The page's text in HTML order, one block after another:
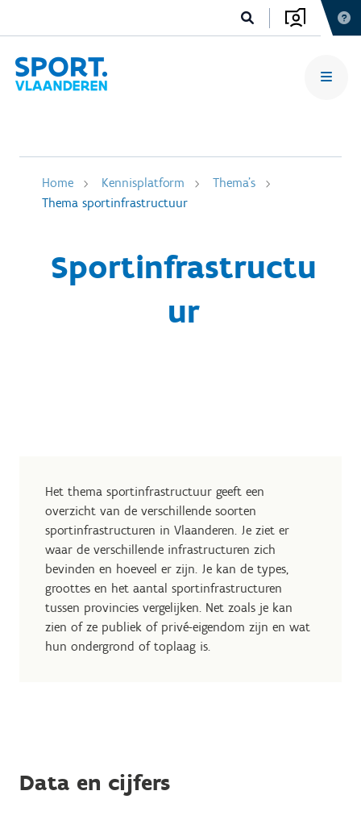
Home Kennisplatform
Thema's
Thema sportinfrastructuur
Sportinfrastructu
ur
Het thema sportinfrastructuur geeft een
overzicht van de verschillende soorten
sportinfrastructuren in Vlaanderen. Je ziet er
waar de verschillende infrastructuren zich
bevinden en hoeveel er zijn. Je kan de types,
groottes en het aantal sportinfrastructuren
tussen provincies vergelijken. Net zoals je kan
zien of ze publiek of privé-eigendom zijn en wat
hun ondergrond of toplaag is.
Data en cijfers